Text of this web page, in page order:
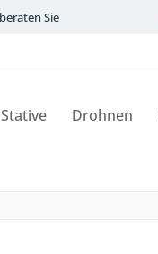
Sie
Stative Drohnen